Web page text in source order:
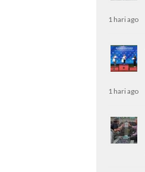
1 hari ago
1 hari ago